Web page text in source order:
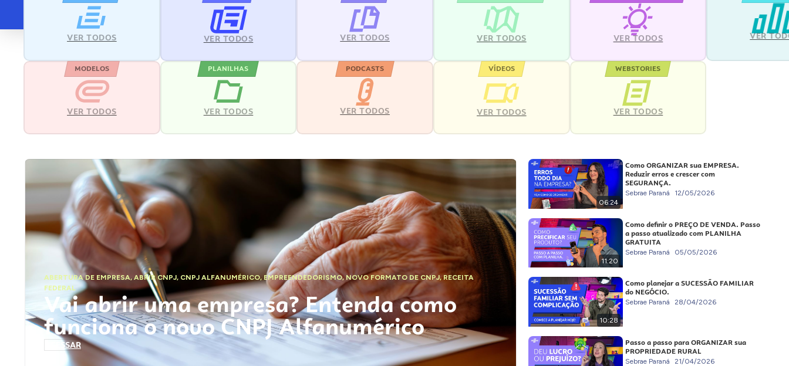
VER TODOS VER TODOS VER TODOS VER TODOS VER TODOS VER
MODELOS
VER TODOS
PLANILHAS
VER TODOS
PODCASTS
VER TODOS
VÍDEOS
VER TODOS
WEBSTORIES
VER TODOS
ABERTURA DE EMPRESA,ABRIR CNPJ, CNPJ ALFANUMÉRICO, EMPREENDEDORISMO,NOVO FORMATO DE CNPJ,RECEITA
FEDERAL
Vai abrir uma empresa? Entenda como
funciona o novo CNPJ Alfanumérico
ACESSAR
06:24
Como ORGANIZAR sua EMPRESA.
Reduzir erros e crescer com
SEGURANÇA.
Sebrae Paraná 12/05/2026
11:20
Como definir o PREÇO DE VENDA. Passo
a passo atualizado com PLANILHA
GRATUITA
Sebrae Paraná 05/05/2026
10:28
Como planejar a SUCESSÃO FAMILIAR
do NEGÓCIO.
Sebrae Paraná 28/04/2026
Passo a passo para ORGANIZAR sua
PROPRIEDADE RURAL
Sebrae Paraná 21/04/2026